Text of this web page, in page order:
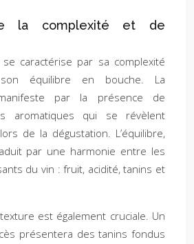
la complexité et de
caractérise par sa complexité
équilibre en bouche. La
par la présence de
aromatiques qui se révèlent
de la dégustation. L’équilibre,
par une harmonie entre les
du vin : fruit, acidité, tanins et
est également cruciale. Un
présentera des tanins fondus